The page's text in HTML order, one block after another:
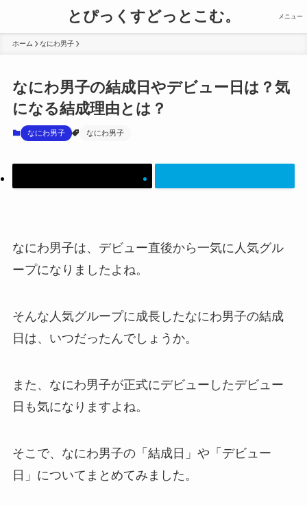
とぴっくすどっとこむ。 メニュー
ホーム なにわ男子
なにわ男子の結成日やデビュー日は？気
になる結成理由とは？
なにわ男子 なにわ男子
なにわ男子は、デビュー直後から一気に人気グル
ープになりましたよね。
そんな人気グループに成長したなにわ男子の結成
日は、いつだったんでしょうか。
また、なにわ男子が正式にデビューしたデビュー
日も気になりますよね。
そこで、なにわ男子の「結成日」や「デビュー
日」についてまとめてみました。